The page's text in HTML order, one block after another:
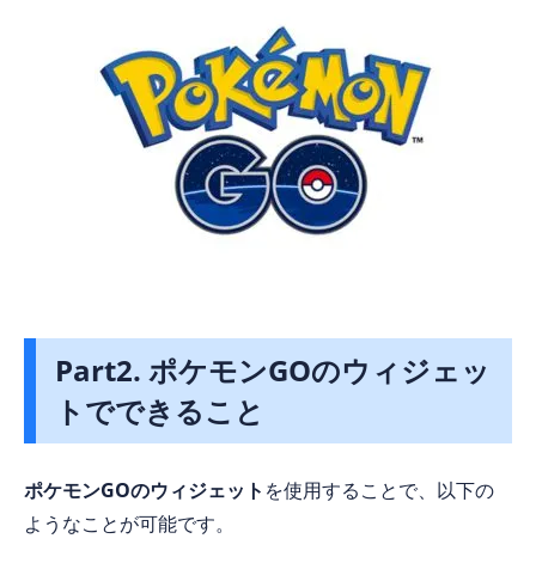
Part2. ポケモンGOのウィジェッ
トでできること
ポケモンGOのウィジェット を使用することで、以下の
ようなことが可能です。